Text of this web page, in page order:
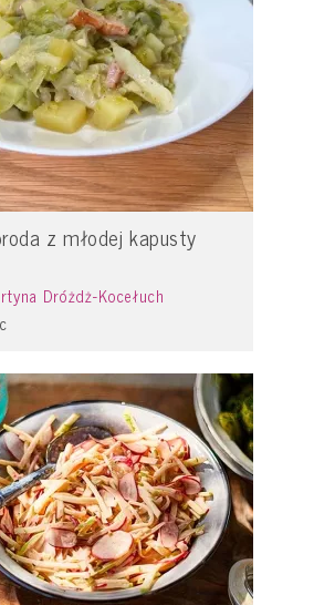
z młodej kapusty
Dróżdż-Kocełuch